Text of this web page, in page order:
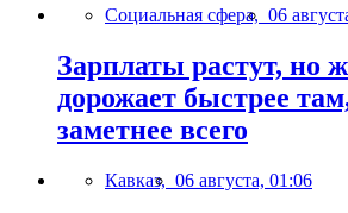
Социальная сфера, 06
Зарплаты растут, но
дорожает быстрее
заметнее всего
Кавказ, 06 августа, 01:06